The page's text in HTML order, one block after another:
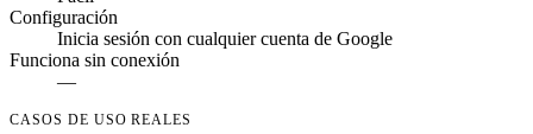
Configuración
Inicia sesión con cualquier cuenta de Google
Funciona sin conexión
—
CASOS DE USO REALES